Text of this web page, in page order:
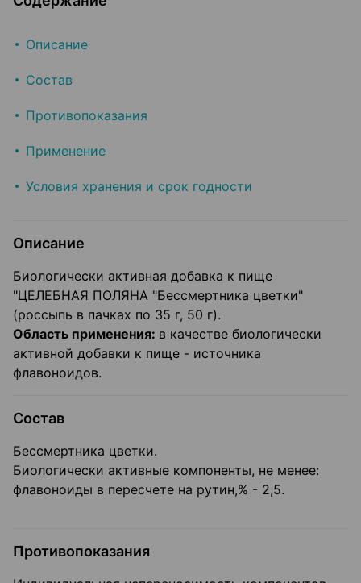
Описание
Состав
Противопоказания
Применение
Условия хранения и срок годности
Описание
Биологически активная добавка к пище
"ЦЕЛЕБНАЯ ПОЛЯНА "Бессмертника цветки"
(россыпь в пачках по 35 г, 50 г).
Область применения: в качестве биологически
активной добавки к пище - источника
флавоноидов.
Состав
Бессмертника цветки.
Биологически активные компоненты, не менее:
флавоноиды в пересчете на рутин,% - 2,5.
Противопоказания